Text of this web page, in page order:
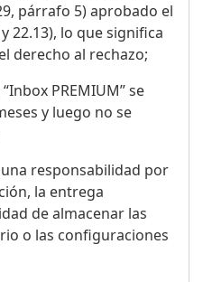
párrafo 5) aprobado el
22.13), lo que significa
derecho al rechazo;
PREMIUM” se
y luego no se
responsabilidad por
la entrega
de almacenar las
o las configuraciones